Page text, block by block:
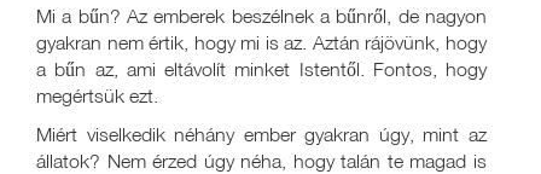
Mi a bűn? Az emberek beszélnek a bűnről, de nagyon
gyakran nem értik, hogy mi is az. Aztán rájövünk, hogy
a bűn az, ami eltávolít minket Istentől. Fontos, hogy
megértsük ezt.
Miért viselkedik néhány ember gyakran úgy, mint az
állatok? Nem érzed úgy néha, hogy talán te magad is